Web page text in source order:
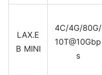
LAX.E
B MINI
4C/4G/80G/
10T@10Gbp
s